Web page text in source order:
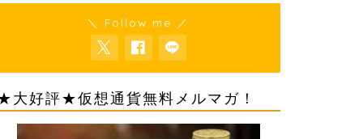
＼ Follow me ／
大好評★仮想通貨無料メルマガ！